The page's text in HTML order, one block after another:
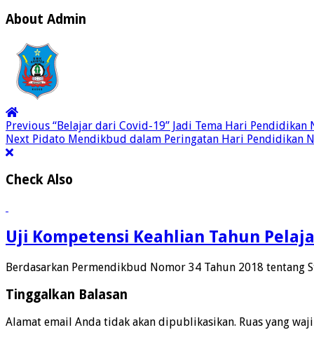
About Admin
Previous “Belajar dari Covid-19” Jadi Tema Hari Pendidikan
Next Pidato Mendikbud dalam Peringatan Hari Pendidikan
Check Also
Uji Kompetensi Keahlian Tahun
Berdasarkan Permendikbud Nomor 34 Tahun 2018
Tinggalkan Balasan
Alamat email Anda tidak akan dipublikasikan. Ruas yang